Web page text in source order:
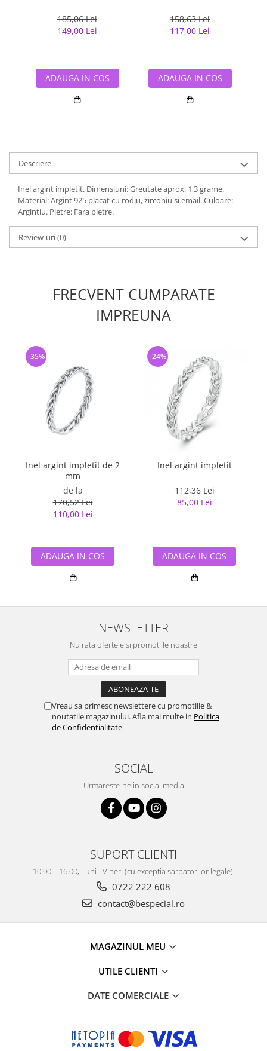
185,06 Lei
149,00 Lei
ADAUGA IN COS
158,63 Lei
117,00 Lei
ADAUGA IN COS
Descriere
Inel argint impletit. Dimensiuni: Greutate aprox. 1,3 grame.
Material: Argint 925 placat cu rodiu, zirconiu si email. Culoare:
Argintiu. Pietre: Fara pietre.
Review-uri(0)
FRECVENT CUMPARATE
IMPREUNA
Inel argint impletit de 2
mm
de la
170,52 Lei
110,00 Lei
-35%
ADAUGA IN COS
Inel argint impletit
112,36 Lei
85,00 Lei
-24%
ADAUGA IN COS
NEWSLETTER
Nu rata ofertele si promotiile noastre
Vreau sa primesc newslettere cu promotiile &
noutatile magazinului. Afla mai multe in Politica
de Confidentialitate
SOCIAL
Urmareste-ne in social media
SUPORT CLIENTI
10.00 – 16.00, Luni - Vineri (cu exceptia sarbatorilor legale).
0722 222 608
contact@bespecial.ro
MAGAZINUL MEU
UTILE CLIENTI
DATE COMERCIALE